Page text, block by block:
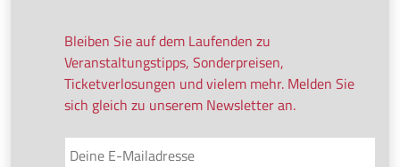
Bleiben Sie auf dem Laufenden zu
Veranstaltungstipps, Sonderpreisen,
Ticketverlosungen und vielem mehr. Melden Sie
sich gleich zu unserem Newsletter an.